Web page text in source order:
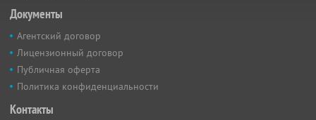
Документы
Агентский договор
Лицензионный договор
Публичная оферта
Политика конфиденциальности
Контакты